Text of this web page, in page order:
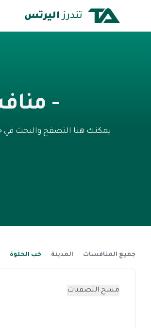
-
يمكنك هنا التصفح والبحث في
جميع المنافسات المدينة خب الحلوة
مسح التصفيات